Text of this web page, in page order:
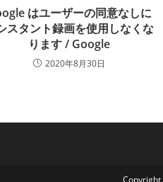
はユーザーの同意なしに
スタント録画を使用しなくな
ります / Google
2020年8月30日
Copyright